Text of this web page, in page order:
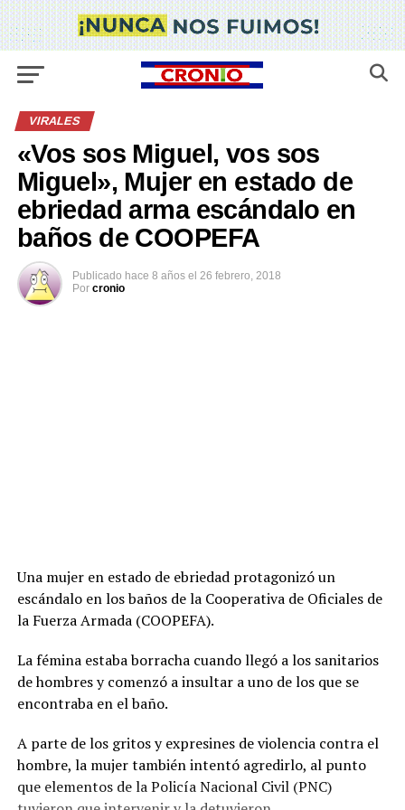
VIRALES
«Vos sos Miguel, vos sos
Miguel», Mujer en estado de
ebriedad arma escándalo en
baños de COOPEFA
Publicado hace 8 años el 26 febrero, 2018
Por cronio
Una mujer en estado de ebriedad protagonizó un
escándalo en los baños de la Cooperativa de Oficiales de
la Fuerza Armada (COOPEFA).
La fémina estaba borracha cuando llegó a los sanitarios
de hombres y comenzó a insultar a uno de los que se
encontraba en el baño.
A parte de los gritos y expresines de violencia contra el
hombre, la mujer también intentó agredirlo, al punto
que elementos de la Policía Nacional Civil (PNC)